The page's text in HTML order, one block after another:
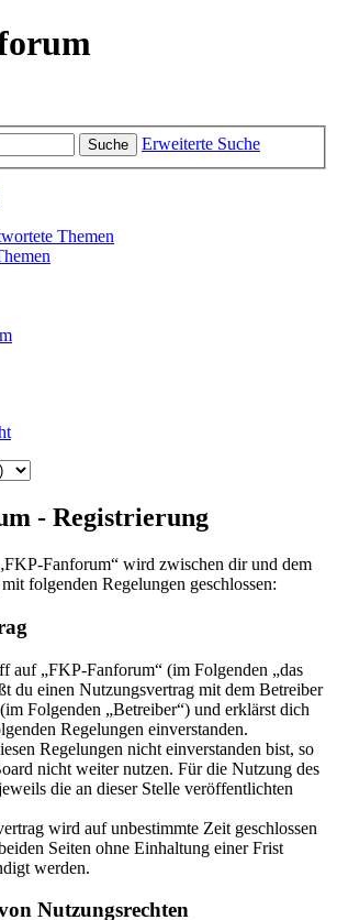
Suche Erweiterte Suche
Themen
- Registrierung
Fanforum“ wird zwischen dir und dem
folgenden Regelungen geschlossen:
auf „FKP-Fanforum“ (im Folgenden „das
du einen Nutzungsvertrag mit dem Betreiber
Folgenden „Betreiber“) und erklärst dich
Regelungen einverstanden.
Regelungen nicht einverstanden bist, so
nicht weiter nutzen. Für die Nutzung des
die an dieser Stelle veröffentlichten
wird auf unbestimmte Zeit geschlossen
Seiten ohne Einhaltung einer Frist
werden.
Nutzungsrechten